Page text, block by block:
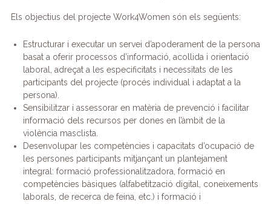
Els objectius del projecte Work4Women són els següents:
Estructurar i executar un servei d’apoderament de la persona
basat a oferir processos d’informació, acollida i orientació
laboral, adreçat a les especificitats i necessitats de les
participants del projecte (procés individual i adaptat a la
persona).
Sensibilitzar i assessorar en matèria de prevenció i facilitar
informació dels recursos per dones en l’àmbit de la
violència masclista.
Desenvolupar les competències i capacitats d’ocupació de
les persones participants mitjançant un plantejament
integral: formació professionalitzadora, formació en
competències bàsiques (alfabetització digital, coneixements
laborals, de recerca de feina, etc.) i formació i